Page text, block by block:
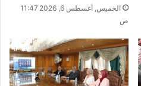
الخميس, أغسطس 6, 2026 11:47
ص